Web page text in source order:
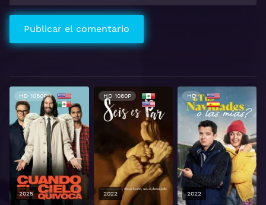
HD 1080P
2025
HD 1080P
2022
HD
2022